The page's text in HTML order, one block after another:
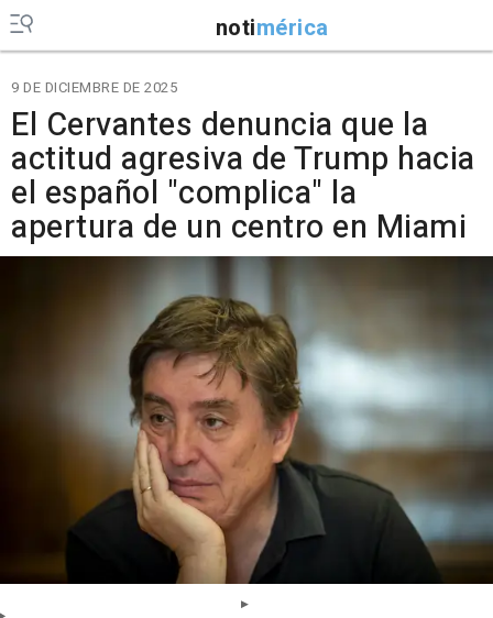
notimérica
9 DE DICIEMBRE DE 2025
El Cervantes denuncia que la
actitud agresiva de Trump hacia
el español "complica" la
apertura de un centro en Miami